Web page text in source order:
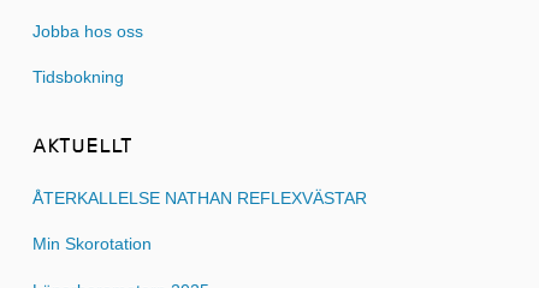
Jobba hos oss
Tidsbokning
AKTUELLT
ÅTERKALLELSE NATHAN REFLEXVÄSTAR
Min Skorotation